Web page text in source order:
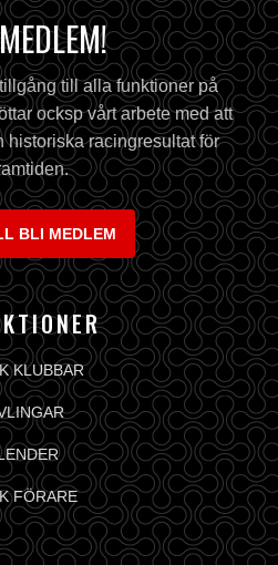
till alla funktioner på
ocksp vårt arbete med att
historiska racingresultat för
BLI MEDLEM
KLUBBAR
FÖRARE